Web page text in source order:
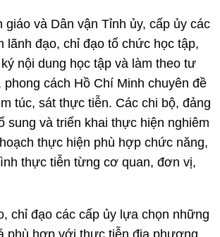
giáo và Dân vận Tỉnh ủy, cấp ủy các
lãnh đạo, chỉ đạo tổ chức học tập,
nội dung học tập và làm theo tư
cách Hồ Chí Minh chuyên đề
túc, sát thực tiễn. Các chi bộ, đảng
sung và triển khai thực hiện nghiêm
thực hiện phù hợp chức năng,
thực tiễn từng cơ quan, đơn vị,
chỉ đạo các cấp ủy lựa chọn những